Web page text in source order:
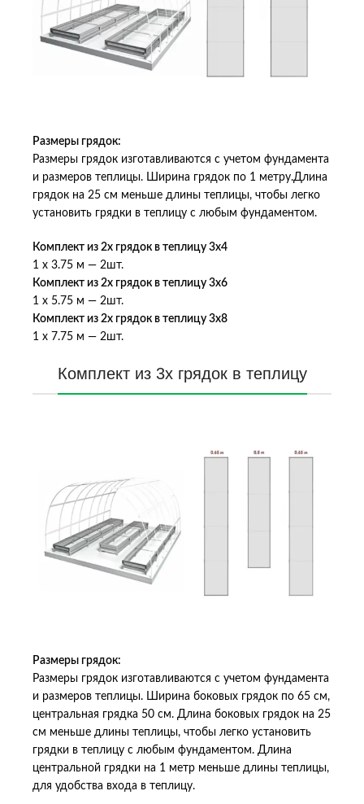
Размеры грядок:
Размеры грядок изготавливаются с учетом фундамента
и размеров теплицы. Ширина грядок по 1 метру.Длина
грядок на 25 см меньше длины теплицы, чтобы легко
установить грядки в теплицу с любым фундаментом.
Комплект из 2х грядок в теплицу 3х4
1 х 3.75 м — 2шт.
Комплект из 2х грядок в теплицу 3х6
1 х 5.75 м — 2шт.
Комплект из 2х грядок в теплицу 3х8
1 х 7.75 м — 2шт.
Комплект из 3х грядок в теплицу
Размеры грядок:
Размеры грядок изготавливаются с учетом фундамента
и размеров теплицы. Ширина боковых грядок по 65 см,
центральная грядка 50 см. Длина боковых грядок на 25
см меньше длины теплицы, чтобы легко установить
грядки в теплицу с любым фундаментом. Длина
центральной грядки на 1 метр меньше длины теплицы,
для удобства входа в теплицу.